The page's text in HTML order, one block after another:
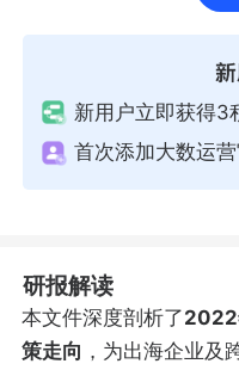
新用户立即获得3
首次添加大数运
研报解读
本文件深度剖析了2022
策走向 ，为出海企业及